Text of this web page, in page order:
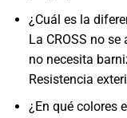
¿Cuál es la
La CROSS no
no necesita
Resistencia
¿En qué colores